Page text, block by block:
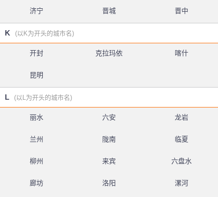
济宁 晋城 晋中
K (以K为开头的城市名)
开封 克拉玛依 喀什
昆明
L (以L为开头的城市名)
丽水 六安 龙岩
兰州 陇南 临夏
柳州 来宾 六盘水
廊坊 洛阳 漯河